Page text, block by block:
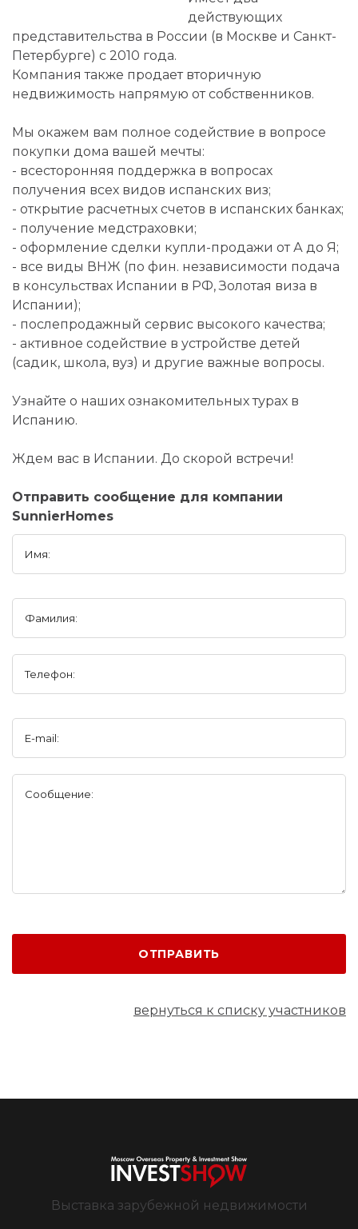
действующих
представительства в России (в Москве и Санкт-
Петербурге) с 2010 года.
Компания также продает вторичную
недвижимость напрямую от собственников.
Мы окажем вам полное содействие в вопросе
покупки дома вашей мечты:
- всесторонняя поддержка в вопросах
получения всех видов испанских виз;
- открытие расчетных счетов в испанских банках;
- получение медстраховки;
- оформление сделки купли-продажи от А до Я;
- все виды ВНЖ (по фин. независимости подача
в консульствах Испании в РФ, Золотая виза в
Испании);
- послепродажный сервис высокого качества;
- активное содействие в устройстве детей
(садик, школа, вуз) и другие важные вопросы.
Узнайте о наших ознакомительных турах в
Испанию.
Ждем вас в Испании. До скорой встречи!
Отправить сообщение для компании
SunnierHomes
Имя:
Фамилия:
Телефон:
E-mail:
Сообщение:
ОТПРАВИТЬ
вернуться к списку участников
Выставка зарубежной недвижимости